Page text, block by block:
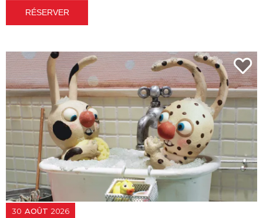
RÉSERVER
30 AOÛT 2026